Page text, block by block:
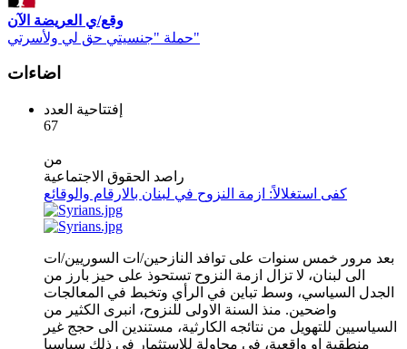
وقع/ي العريضة الآن
حملة "جنسيتي حق لي ولأسرتي"
اضاءات
إفتتاحية العدد
67
من
راصد الحقوق الاجتماعية
كفى استغلالاً: ازمة النزوح في لبنان بالارقام والوقائع
بعد مرور خمس سنوات على توافد النازحين/ات السوريين/ات
الى لبنان، لا تزال ازمة النزوح تستحوذ على حيز بارز من
الجدل السياسي، وسط تباين في الرأي وتخبط في المعالجات
واضحين. منذ السنة الاولى للنزوح، انبرى الكثير من
السياسيين للتهويل من نتائجه الكارثية، مستندين الى حجج غير
منطقية او واقعية، في محاولة للاستثمار في ذلك سياسيا